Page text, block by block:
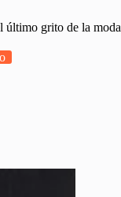
último grito de la moda